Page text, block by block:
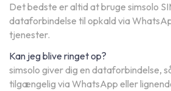
Det bedste er altid at bruge simsolo
dataforbindelse til opkald via
tjenester.
Kan jeg blive ringet op?
simsolo giver dig en dataforbindelse,
tilgængelig via WhatsApp eller